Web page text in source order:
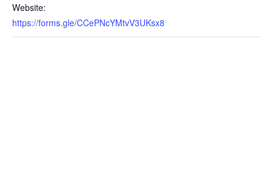
Website:
https://forms.gle/CCePNcYMtvV3UKsx8